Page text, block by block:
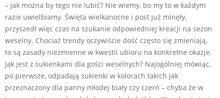
– jak można by tego nie lubić? Nie wiemy, bo my to w każdym
razie uwielbiamy. Święta wielkanocne i post już minęły,
przyszedł więc czas na szukanie odpowiedniej kreacji na sezon
weselny. Chociaż trendy oczywiście dość często się zmieniają,
to są zasady niezmienne w kwestii ubioru na konkretne okazje.
Jak jest z sukienkami dla gości weselnych? Najogólniej mówiąc,
po pierwsze, odpadają sukienki w kolorach takich jak
przeznaczony dla panny młodej biały czy czerń – chyba że w